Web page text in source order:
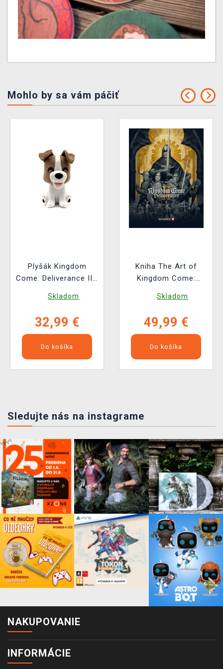
Mohlo by sa vám páčiť
Plyšák Kingdom
Come: Deliverance II -
Skladom
32,99 €
Do košíka
Kniha The Art of
Kingdom Come:
Skladom
49,99 €
Do košíka
Sledujte nás na instagrame
NAKUPOVANIE
INFORMÁCIE